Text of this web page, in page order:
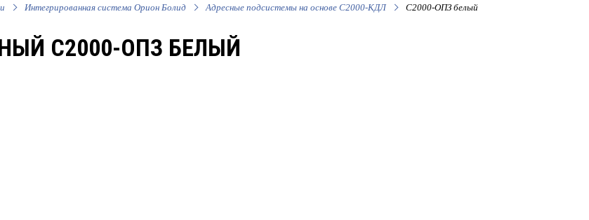
Интегрированная система Орион Болид Адресные подсистемы на основе С2000-КДЛ С2000-ОПЗ белый
С2000-ОПЗ БЕЛЫЙ